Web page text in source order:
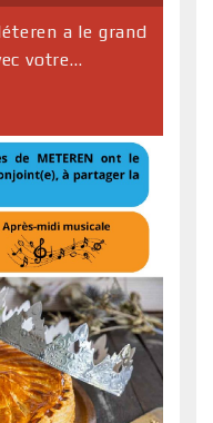
a le grand
votre...